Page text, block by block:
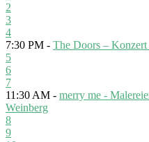
2
3
4
7:30 PM - The Doors –
5
6
7
11:30 AM - merry me -
Weinberg
8
9